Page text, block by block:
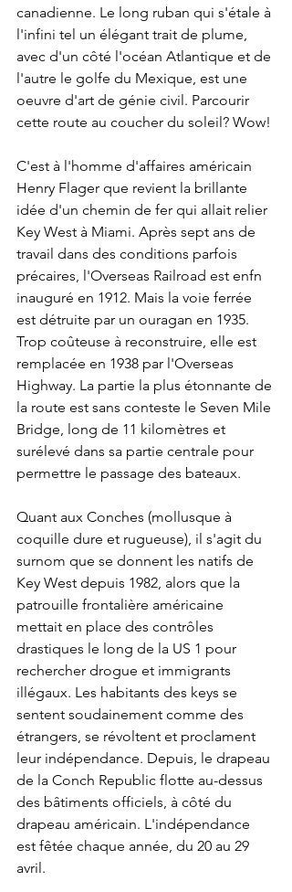
canadienne. Le long ruban qui s'étale à
l'infini tel un élégant trait de plume,
avec d'un côté l'océan Atlantique et de
l'autre le golfe du Mexique, est une
oeuvre d'art de génie civil. Parcourir
cette route au coucher du soleil? Wow!
C'est à l'homme d'affaires américain
Henry Flager que revient la brillante
idée d'un chemin de fer qui allait relier
Key West à Miami. Après sept ans de
travail dans des conditions parfois
précaires, l'Overseas Railroad est enfn
inauguré en 1912. Mais la voie ferrée
est détruite par un ouragan en 1935.
Trop coûteuse à reconstruire, elle est
remplacée en 1938 par l'Overseas
Highway. La partie la plus étonnante de
la route est sans conteste le Seven Mile
Bridge, long de 11 kilomètres et
surélevé dans sa partie centrale pour
permettre le passage des bateaux.
Quant aux Conches (mollusque à
coquille dure et rugueuse), il s'agit du
surnom que se donnent les natifs de
Key West depuis 1982, alors que la
patrouille frontalière américaine
mettait en place des contrôles
drastiques le long de la US 1 pour
rechercher drogue et immigrants
illégaux. Les habitants des keys se
sentent soudainement comme des
étrangers, se révoltent et proclament
leur indépendance. Depuis, le drapeau
de la Conch Republic flotte au-dessus
des bâtiments officiels, à côté du
drapeau américain. L'indépendance
est fêtée chaque année, du 20 au 29
avril.